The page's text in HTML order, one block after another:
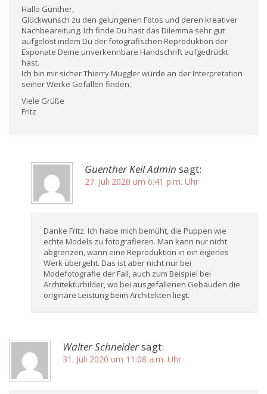
Hallo Günther,
Glückwunsch zu den gelungenen Fotos und deren kreativer
Nachbeareitung. Ich finde Du hast das Dilemma sehr gut
aufgelöst indem Du der fotografischen Reproduktion der
Exponate Deine unverkennbare Handschrift aufgedrückt
hast.
Ich bin mir sicher Thierry Muggler würde an der Interpretation
seiner Werke Gefallen finden.
Viele Grüße
Fritz
Guenther Keil Admin sagt:
27. Juli 2020 um 6:41 p.m. Uhr
Danke Fritz. Ich habe mich bemüht, die Puppen wie
echte Models zu fotografieren. Man kann nur nicht
abgrenzen, wann eine Reproduktion in ein eigenes
Werk übergeht. Das ist aber nicht nur bei
Modefotografie der Fall, auch zum Beispiel bei
Architekturbilder, wo bei ausgefallenen Gebäuden die
originäre Leistung beim Architekten liegt.
Walter Schneidersagt:
31. Juli 2020 um 11:08 a.m. Uhr